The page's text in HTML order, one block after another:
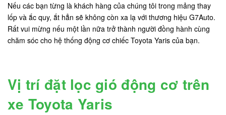
Nếu các bạn từng là khách hàng của chúng tôi trong mảng thay
lốp và ắc quy, ắt hẳn sẽ không còn xa lạ với thương hiệu G7Auto.
Rất vui mừng nếu một lần nữa trở thành người đồng hành cùng
chăm sóc cho hệ thống động cơ chiếc Toyota Yaris của bạn.
Vị trí đặt lọc gió động cơ trên
xe Toyota Yaris